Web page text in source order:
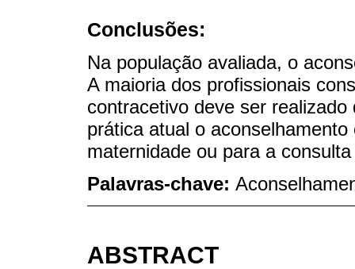
Conclusões:
Na população avaliada, o
A maioria dos profissionais
contracetivo deve ser
prática atual o
maternidade ou para a
Palavras-chave:
ABSTRACT